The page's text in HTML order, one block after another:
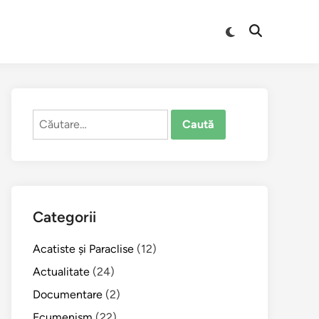
ComutăDeschide
Caută
Categorii
Acatiste şi Paraclise (12)
Actualitate (24)
Documentare (2)